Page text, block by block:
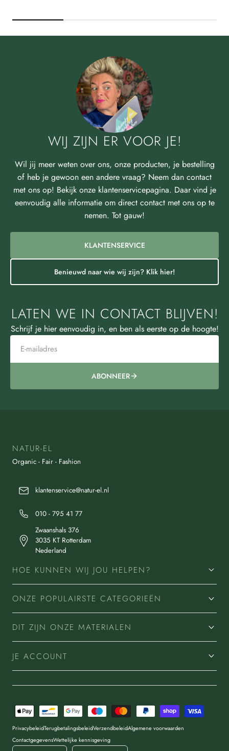
WIJ ZIJN ER VOOR JE!
Wil jij meer weten over ons, onze producten, je bestelling
of heb je gewoon een andere vraag? Neem dan contact
met ons op! Bekijk onze klantenservicepagina. Daar vind je
eenvoudig alle informatie om direct contact met ons op te
nemen. Tot gauw!
KLANTENSERVICE
Benieuwd naar wie wij zijn? Klik hier!
LATEN WE IN CONTACT BLIJVEN!
Schrijf je hier eenvoudig in, en ben als eerste op de hoogte!
ABONNEER
NATUR-EL
Organic - Fair - Fashion
klantenservice@natur-el.nl
010 - 795 41 77
Zwaanshals 376
3035 KT Rotterdam
Nederland
HOE KUNNEN WIJ JOU HELPEN?
ONZE POPULAIRSTE CATEGORIEËN
DIT ZIJN ONZE MATERIALEN
JE ACCOUNT
Betaalmethoden
PrivacybeleidTerugbetalingsbeleidVerzendbeleidAlgemene voorwaarden
ContactgegevensWettelijke kennisgeving